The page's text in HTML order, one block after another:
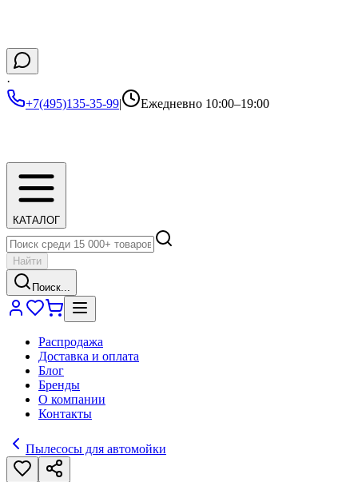
·
+7(495)135-35-99| Ежедневно 10:00–19:00
КАТАЛОГ
Найти
Поиск...
Распродажа
Доставка и оплата
Блог
Бренды
О компании
Контакты
Пылесосы для автомойки